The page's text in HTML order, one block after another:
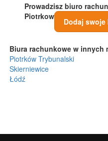
Prowadzisz biuro
Piotrkowie Trybunalskim?
Dodaj
Biura rachunkowe w innych
Piotrków Trybunalski
Skierniewice
Łódź